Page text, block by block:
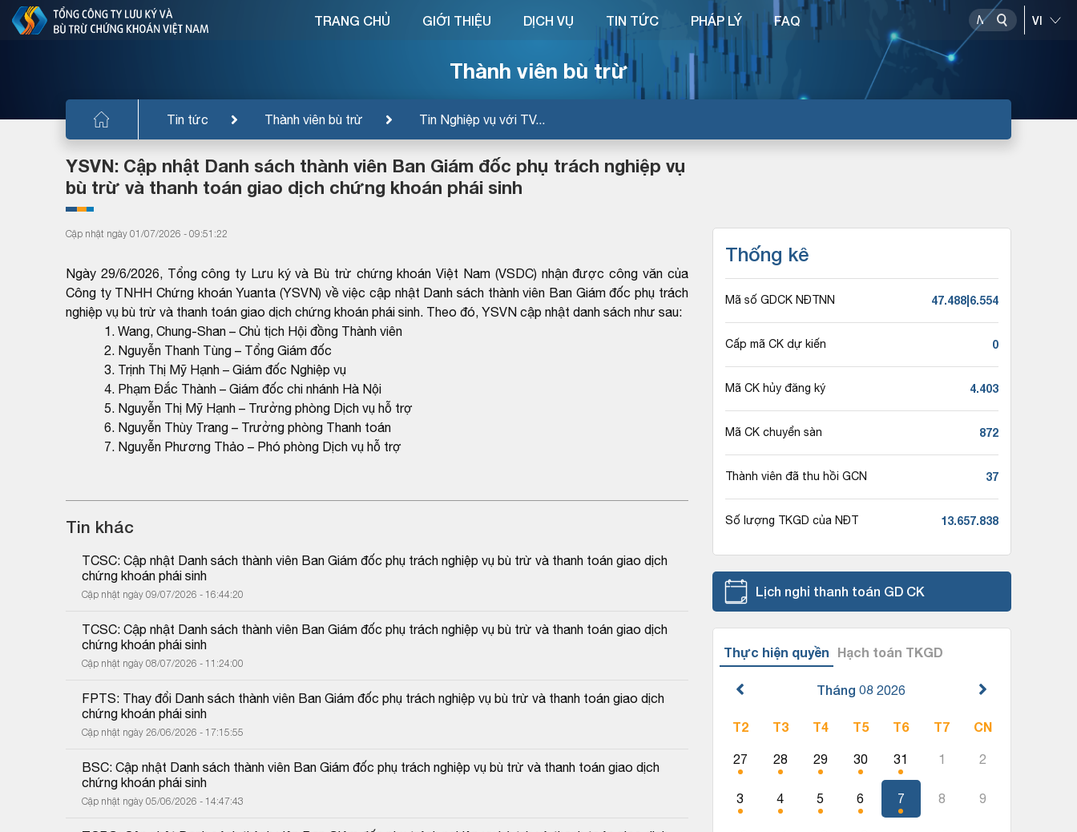
Thành viên bù trừ
Tin tức Thành viên bù trừ Tin Nghiệp vụ với TV...
TRANG CHỦ GIỚI THIỆU DỊCH VỤ TIN TỨC PHÁP LÝ FAQ
YSVN: Cập nhật Danh sách thành viên Ban Giám đốc phụ trách nghiệp vụ
bù trừ và thanh toán giao dịch chứng khoán phái sinh
Cập nhật ngày 01/07/2026 - 09:51:22
Ngày 29/6/2026, Tổng công ty Lưu ký và Bù trừ chứng khoán Việt Nam (VSDC) nhận được công văn của
Công ty TNHH Chứng khoán Yuanta (YSVN) về việc cập nhật Danh sách thành viên Ban Giám đốc phụ trách
nghiệp vụ bù trừ và thanh toán giao dịch chứng khoán phái sinh. Theo đó, YSVN cập nhật danh sách như sau:
1. Wang, Chung-Shan – Chủ tịch Hội đồng Thành viên
2. Nguyễn Thanh Tùng – Tổng Giám đốc
3. Trịnh Thị Mỹ Hạnh – Giám đốc Nghiệp vụ
4. Phạm Đắc Thành – Giám đốc chi nhánh Hà Nội
5. Nguyễn Thị Mỹ Hạnh – Trưởng phòng Dịch vụ hỗ trợ
6. Nguyễn Thùy Trang – Trưởng phòng Thanh toán
7. Nguyễn Phương Thảo – Phó phòng Dịch vụ hỗ trợ
Tin khác
TCSC: Cập nhật Danh sách thành viên Ban Giám đốc phụ trách nghiệp vụ bù trừ và thanh toán giao dịch
chứng khoán phái sinh
Cập nhật ngày 09/07/2026 - 16:44:20
TCSC: Cập nhật Danh sách thành viên Ban Giám đốc phụ trách nghiệp vụ bù trừ và thanh toán giao dịch
chứng khoán phái sinh
Cập nhật ngày 08/07/2026 - 11:24:00
FPTS: Thay đổi Danh sách thành viên Ban Giám đốc phụ trách nghiệp vụ bù trừ và thanh toán giao dịch
chứng khoán phái sinh
Cập nhật ngày 26/06/2026 - 17:15:55
BSC: Cập nhật Danh sách thành viên Ban Giám đốc phụ trách nghiệp vụ bù trừ và thanh toán giao dịch
chứng khoán phái sinh
Cập nhật ngày 05/06/2026 - 14:47:43
Thống kê
Mã số GDCK NĐTNN 47.488|6.554
Cấp mã CK dự kiến 0
Mã CK hủy đăng ký 4.403
Mã CK chuyển sàn 872
Thành viên đã thu hồi GCN 37
Số lượng TKGD của NĐT 13.657.838
Lịch nghỉ thanh toán GD CK
Thực hiện quyền Hạch toán TKGD
Tháng 08 2026
T2 T3 T4 T5 T6 T7 CN
27 28 29 30 31 1 2
3 4 5 6 7 8 9